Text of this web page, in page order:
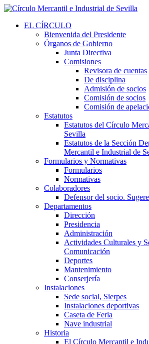
EL CÍRCULO
Bienvenida del Presidente
Órganos de Gobierno
Junta Directiva
Comisiones
Revisora de cuentas
De disciplina
Admisión de socios
Comisión de socios
Comisión de
Estatutos
Estatutos del Círculo
Sevilla
Estatutos de la Sección
Mercantil e Industrial de
Formularios y Normativas
Formularios
Normativas
Colaboradores
Defensor del socio.
Departamentos
Dirección
Presidencia
Administración
Actividades Culturales y
Comunicación
Deportes
Mantenimiento
Conserjería
Instalaciones
Sede social, Sierpes
Instalaciones deportivas
Caseta de Feria
Nave industrial
Historia
El Círculo Mercantil e